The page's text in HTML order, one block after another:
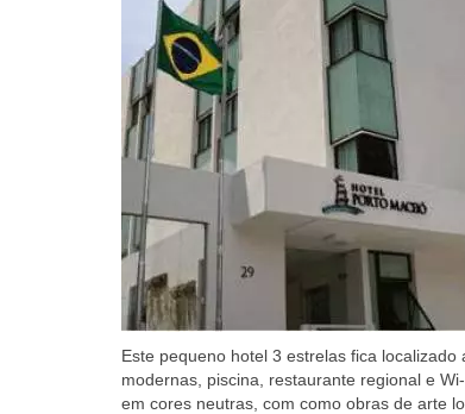
Este pequeno hotel 3 estrelas fica
modernas, piscina, restaurante regional e
em cores neutras, com como obras de arte